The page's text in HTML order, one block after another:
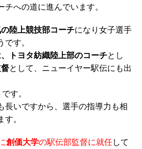
チへの道に進んでいます。
陸上競技部コーチになり女子選手
す。
トヨタ紡織陸上部のコーチとし
として、ニューイヤー駅伝にも出
す。
長いですから、選手の指導力も相
。
創価大学の駅伝部監督に就任して